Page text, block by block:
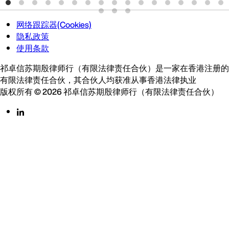
网络跟踪器(Cookies)
隐私政策
使用条款
祁卓信苏期殷律师行（有限法律责任合伙）是一家在香港注册的
有限法律责任合伙，其合伙人均获准从事香港法律执业
版权所有 © 2026 祁卓信苏期殷律师行（有限法律责任合伙）